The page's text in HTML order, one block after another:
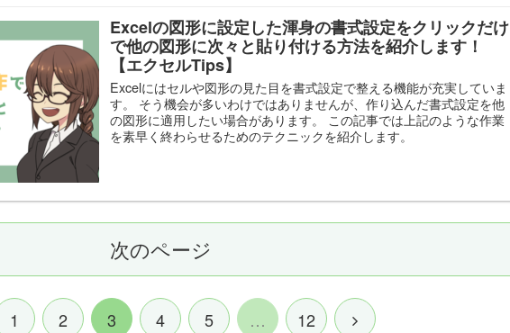
Excelの図形に設定した渾身の書式設定をクリックだけ
で他の図形に次々と貼り付ける方法を紹介します！
【エクセルTips】
Excelにはセルや図形の見た目を書式設定で整える機能が充実していま
す。 そう機会が多いわけではありませんが、作り込んだ書式設定を他
の図形に適用したい場合があります。 この記事では上記のような作業
を素早く終わらせるためのテクニックを紹介します。
次のページ
1 2 3 4 5 … 12